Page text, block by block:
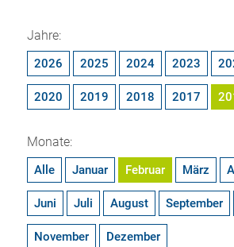
Jahre:
2026 2025 2024 2023
2020 2019 2018 2017
Monate:
Alle Januar Februar März
Juni Juli August September
November Dezember